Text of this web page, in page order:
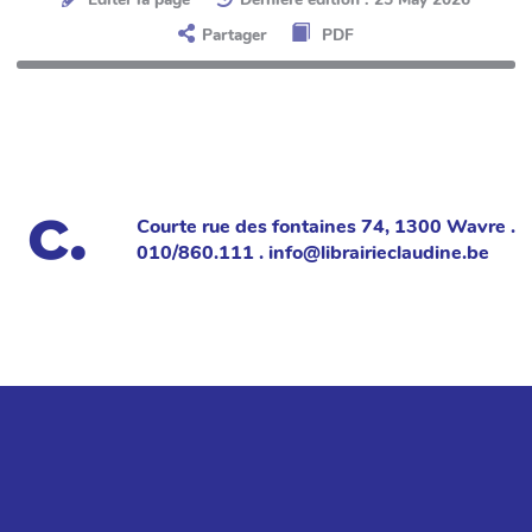
Partager
PDF
Courte rue des fontaines 74, 1300 Wavre .
010/860.111 . info@librairieclaudine.be